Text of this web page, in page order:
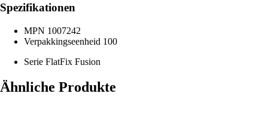
Spezifikationen
MPN 1007242
Verpakkingseenheid 100
Serie FlatFix Fusion
Ähnliche Produkte